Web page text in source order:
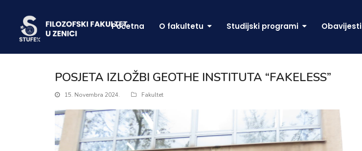
Početna O fakultetu Studijski programi Obavijesti
POSJETA IZLOŽBI GEOTHE INSTITUTA “FAKELESS”
15. Novembra 2024. Fakultet